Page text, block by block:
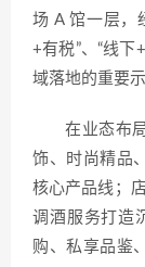
场 A 馆一层，
+有税”、“线下
域落地的重要示
在业态布
饰、时尚精品
核心产品线；
调酒服务打造
购、私享品鉴